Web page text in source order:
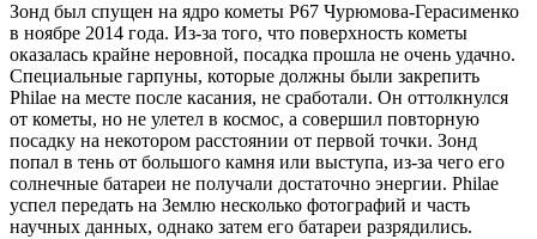
Зонд был спущен на ядро кометы P67 Чурюмова-Герасименко
в ноябре 2014 года. Из-за того, что поверхность кометы
оказалась крайне неровной, посадка прошла не очень удачно.
Специальные гарпуны, которые должны были закрепить
Philae на месте после касания, не сработали. Он оттолкнулся
от кометы, но не улетел в космос, а совершил повторную
посадку на некотором расстоянии от первой точки. Зонд
попал в тень от большого камня или выступа, из-за чего его
солнечные батареи не получали достаточно энергии. Philae
успел передать на Землю несколько фотографий и часть
научных данных, однако затем его батареи разрядились.